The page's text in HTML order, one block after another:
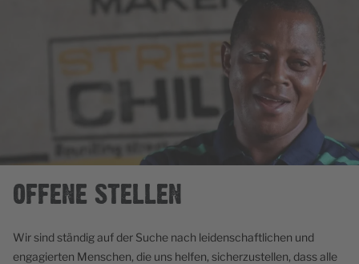
OFFENE STELLEN
Wir sind ständig auf der Suche nach leidenschaftlichen und
engagierten Menschen, die uns helfen, sicherzustellen, dass alle